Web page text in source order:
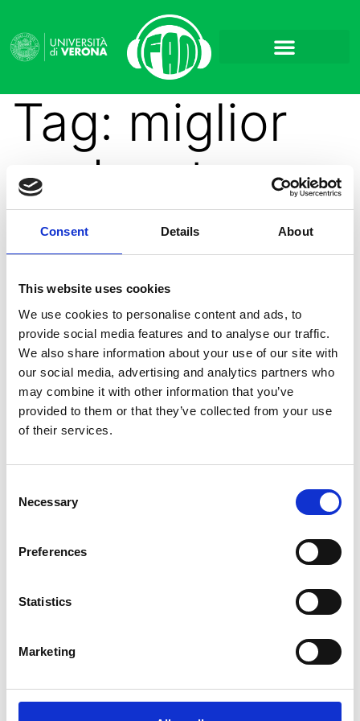
Consent Details About
This website uses cookies
We use cookies to personalise content and ads, to
provide social media features and to analyse our traffic.
We also share information about your use of our site with
our social media, advertising and analytics partners who
may combine it with other information that you’ve
provided to them or that they’ve collected from your use
of their services.
Selection
Necessary
Preferences
Statistics
Marketing
Tag: miglior
podcast
“VITA DA STUDENT*”
CALL PER IL PREMIO AL
MIGLIOR PODCAST
SERVIZI DIRITTO ALLO
Giovedì 10 ottobre e Venerdì 11 ottobre si
terrà presso l’Università degli studi di
Verona una due giorni di approfondimenti